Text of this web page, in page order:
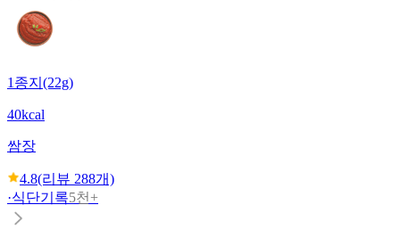
1종지(22g)
40kcal
쌈장
4.8(리뷰 288개)
·식단기록5천+